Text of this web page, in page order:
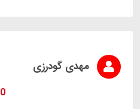
مهدی گودرزی
0